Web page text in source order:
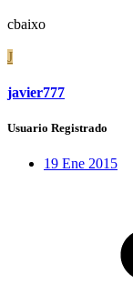
cbaixo
J
javier777
Usuario Registrado
19 Ene 2015